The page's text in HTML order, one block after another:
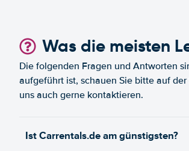
Was die meisten
Die folgenden Fragen und Antworten
aufgeführt ist, schauen Sie bitte auf
uns auch gerne kontaktieren.
Ist Carrentals.de am günstigsten?